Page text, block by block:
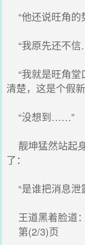
“他还说旺角的
“我原先还不
“我就是旺角堂
清楚，这是个假
“没想到……”
靓坤猛然站起
了：
“是谁把消息泄
王道黑着脸道：
第(2/3)页